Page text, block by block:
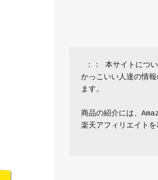
かっこいい人達の情
ます。
商品の紹介には、
楽天アフィリエイトを